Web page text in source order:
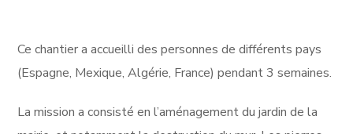
Ce chantier a accueilli des personnes de différents pays
(Espagne, Mexique, Algérie, France) pendant 3 semaines.
La mission a consisté en l’aménagement du jardin de la